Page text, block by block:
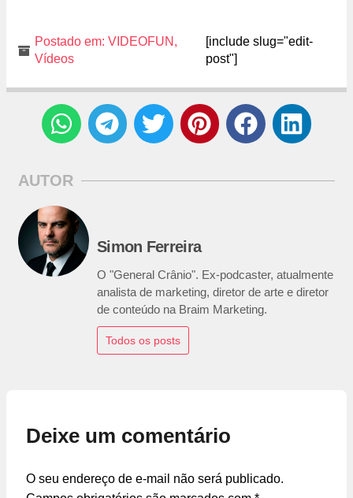
Postado em: VIDEOFUN ,
Vídeos
[include slug="edit-
post"]
AUTOR
Simon Ferreira
O "General Crânio". Ex-podcaster, atualmente
analista de marketing, diretor de arte e diretor
de conteúdo na Braim Marketing.
Todos os posts
Deixe um comentário
O seu endereço de e-mail não será publicado.